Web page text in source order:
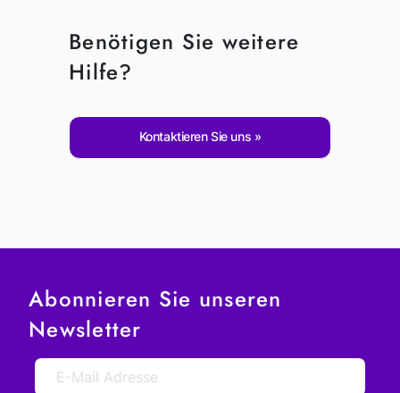
Benötigen Sie weitere
Hilfe?
Kontaktieren Sie uns
Abonnieren Sie unseren
Newsletter